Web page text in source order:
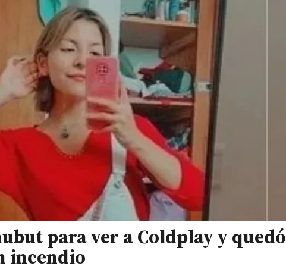
para ver a Coldplay y quedó
incendio